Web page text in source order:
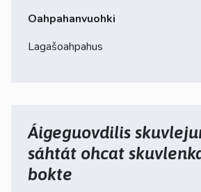
Oahpahanvuohki
Lagašoahpahus
Áigeguovdilis
sáhtát ohcat
bokte